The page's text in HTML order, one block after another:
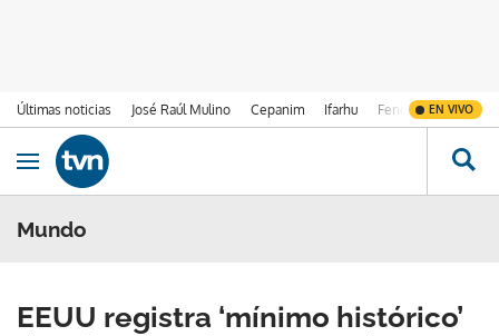
Últimas noticias José Raúl Mulino Cepanim Ifarhu Fenómeno de El
EN VIVO
Ir al contenido
Obrir navegació
Mundo
EEUU registra ‘mínimo histórico’